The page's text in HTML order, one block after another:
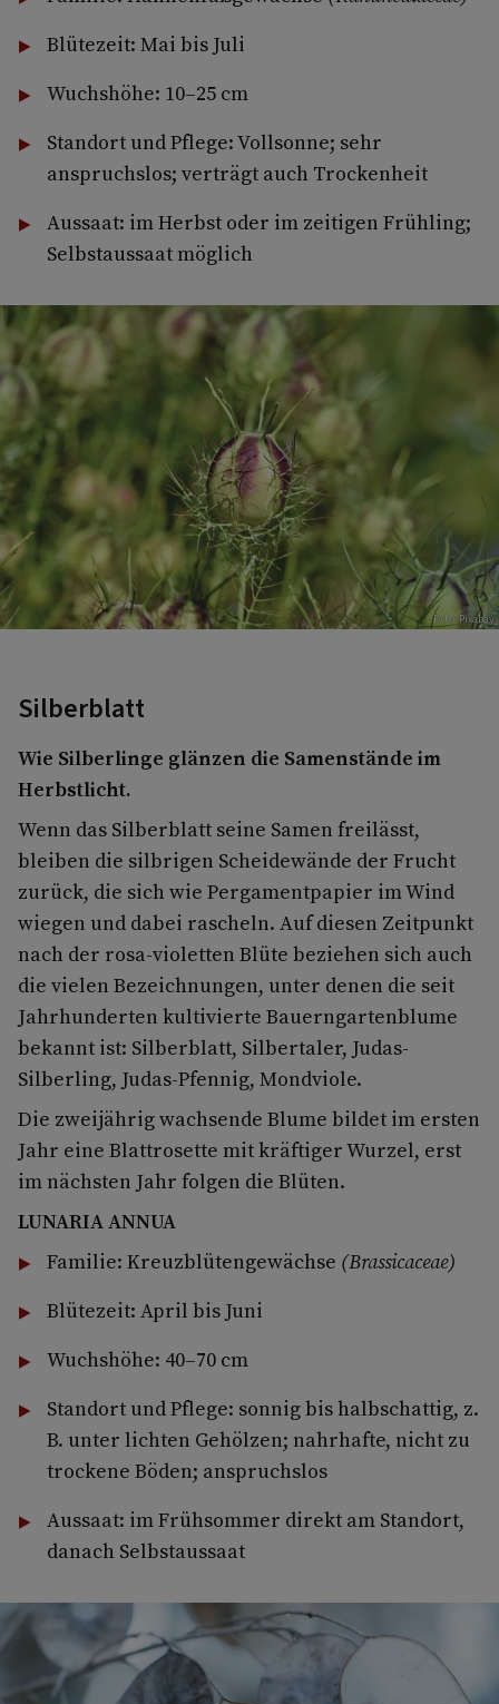
Blütezeit: Mai bis Juli
Wuchshöhe: 10–25 cm
Standort und Pflege: Vollsonne; sehr
anspruchslos; verträgt auch Trockenheit
Aussaat: im Herbst oder im zeitigen Frühling;
Selbstaussaat möglich
Foto: Pixabay
Silberblatt
Wie Silberlinge glänzen die Samenstände im
Herbstlicht.
Wenn das Silberblatt seine Samen freilässt,
bleiben die silbrigen Scheidewände der Frucht
zurück, die sich wie Pergamentpapier im Wind
wiegen und dabei rascheln. Auf diesen Zeitpunkt
nach der rosa-violetten Blüte beziehen sich auch
die vielen Bezeichnungen, unter denen die seit
Jahrhunderten kultivierte Bauerngartenblume
bekannt ist: Silberblatt, Silbertaler, Judas-
Silberling, Judas-Pfennig, Mondviole.
Die zweijährig wachsende Blume bildet im ersten
Jahr eine Blattrosette mit kräftiger Wurzel, erst
im nächsten Jahr folgen die Blüten.
LUNARIA ANNUA
Familie: Kreuzblütengewächse (Brassicaceae)
Blütezeit: April bis Juni
Wuchshöhe: 40–70 cm
Standort und Pflege: sonnig bis halbschattig, z.
B. unter lichten Gehölzen; nahrhafte, nicht zu
trockene Böden; anspruchslos
Aussaat: im Frühsommer direkt am Standort,
danach Selbstaussaat